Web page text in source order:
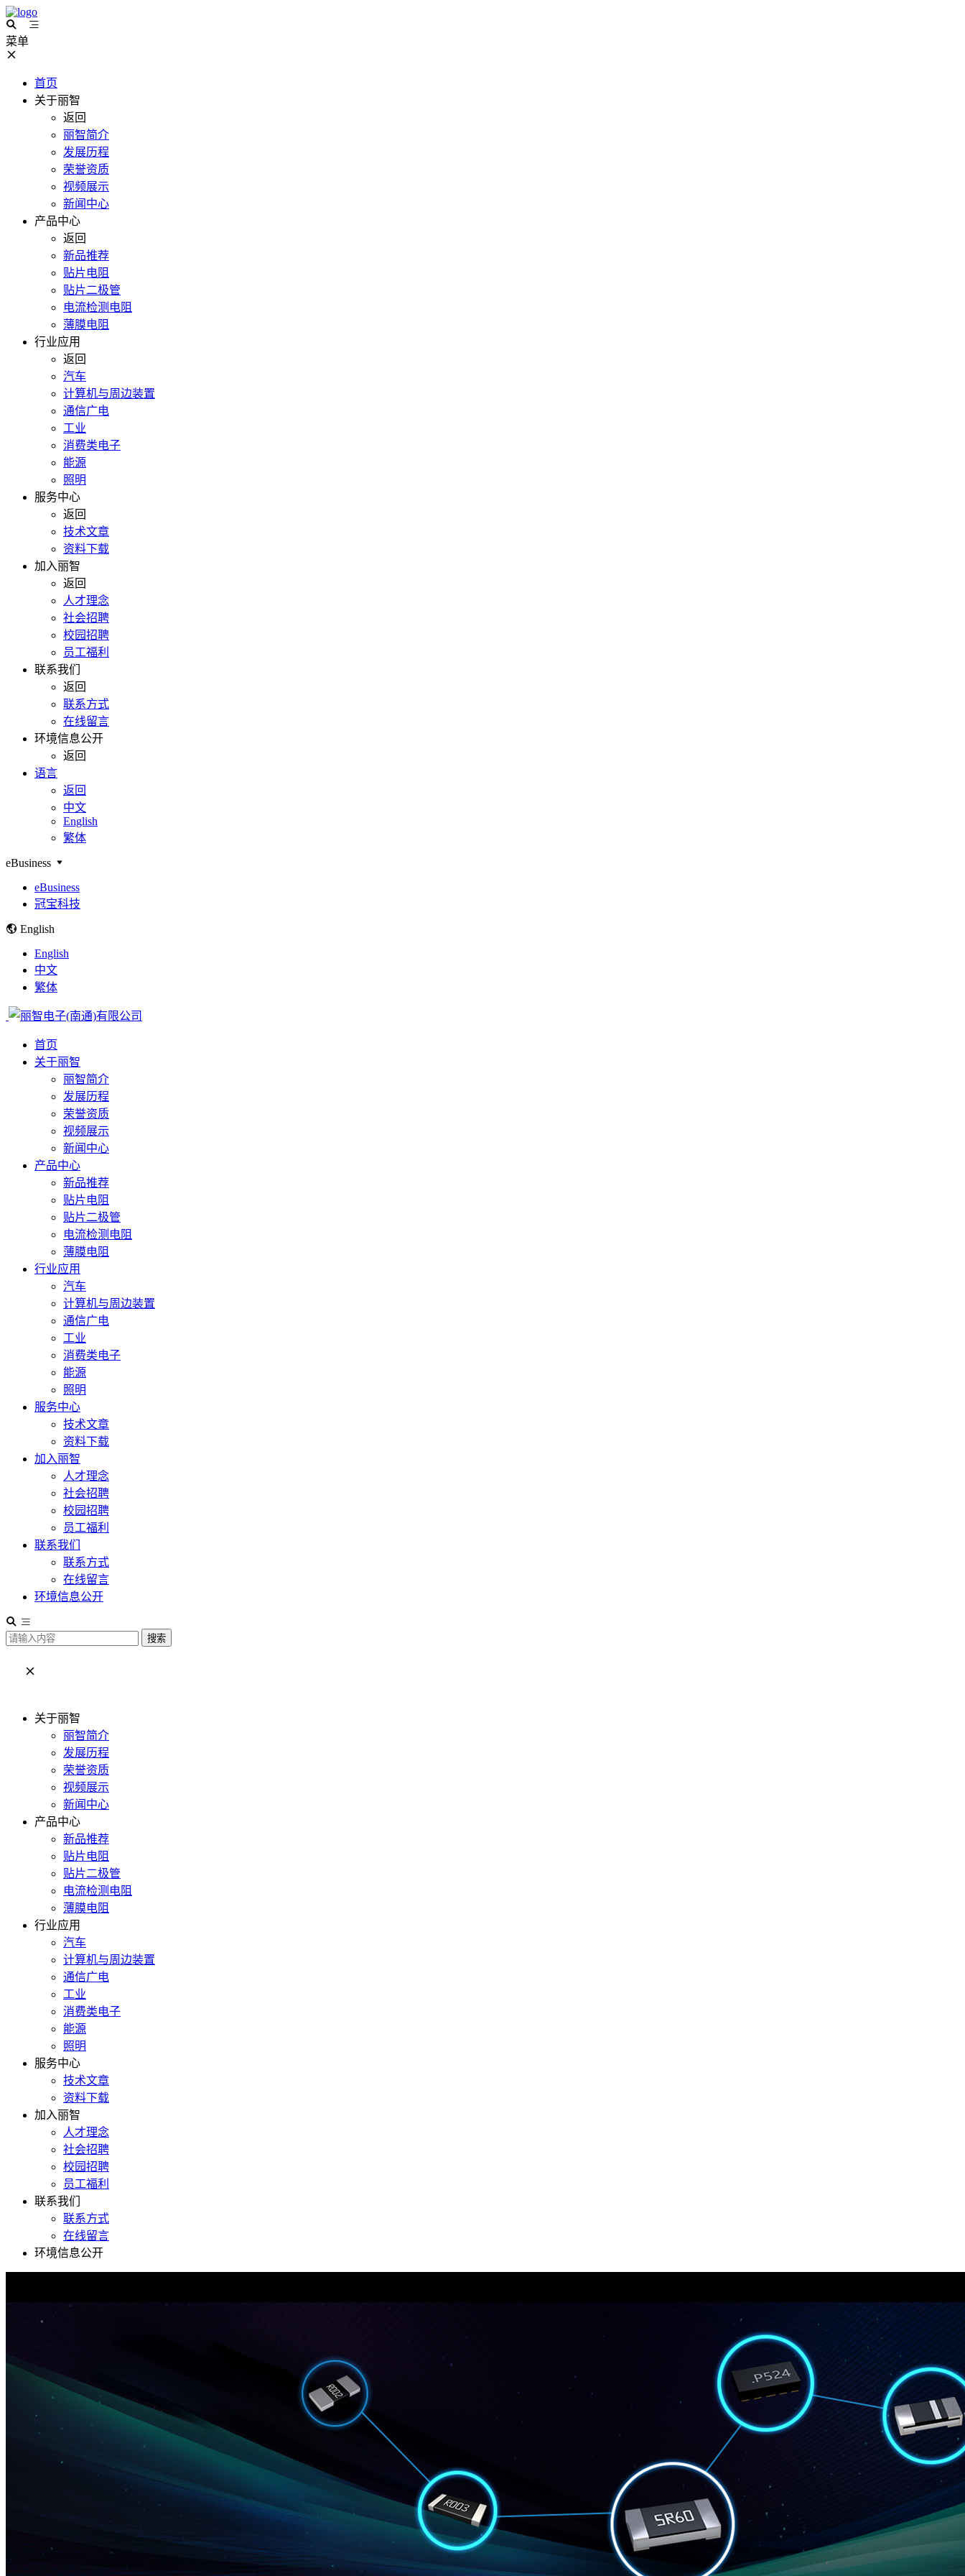
菜单
首页
关于丽智
返回
丽智简介
发展历程
荣誉资质
视频展示
新闻中心
产品中心
返回
新品推荐
贴片电阻
贴片二极管
电流检测电阻
薄膜电阻
行业应用
返回
汽车
计算机与周边装置
通信广电
工业
消费类电子
能源
照明
服务中心
返回
技术文章
资料下载
加入丽智
返回
人才理念
社会招聘
校园招聘
员工福利
联系我们
返回
联系方式
在线留言
环境信息公开
返回
语言
返回
中文
English
繁体
eBusiness
eBusiness
冠宝科技
English
English
中文
繁体
首页
关于丽智
丽智简介
发展历程
荣誉资质
视频展示
新闻中心
产品中心
新品推荐
贴片电阻
贴片二极管
电流检测电阻
薄膜电阻
行业应用
汽车
计算机与周边装置
通信广电
工业
消费类电子
能源
照明
服务中心
技术文章
资料下载
加入丽智
人才理念
社会招聘
校园招聘
员工福利
联系我们
联系方式
在线留言
环境信息公开
搜索
关于丽智
丽智简介
发展历程
荣誉资质
视频展示
新闻中心
产品中心
新品推荐
贴片电阻
贴片二极管
电流检测电阻
薄膜电阻
行业应用
汽车
计算机与周边装置
通信广电
工业
消费类电子
能源
照明
服务中心
技术文章
资料下载
加入丽智
人才理念
社会招聘
校园招聘
员工福利
联系我们
联系方式
在线留言
环境信息公开